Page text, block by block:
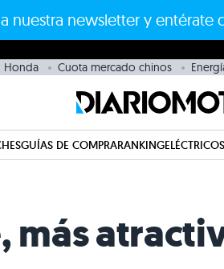
nuestra newsletter y entérate
Honda Cuota mercado chinos
GUÍAS DE COMPRARANKINGELÉCTRICOS
más